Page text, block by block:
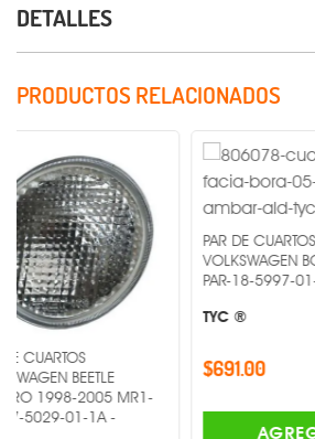
DETALLES
PRODUCTOS RELACIONADOS
2005 MR1-
1A -
PAR DE CUARTOS
VOLKSWAGEN BORA - MR1-
PAR-18-5997-01-1A -
AGREGAR